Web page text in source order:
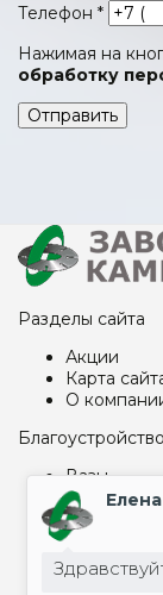
Телефон *
Нажимая на
обработку
Отправить
Разделы сайта
Акции
Карта
О
Вазы
Столбы,
Цоколь на
Столы и
Столы и
Елена